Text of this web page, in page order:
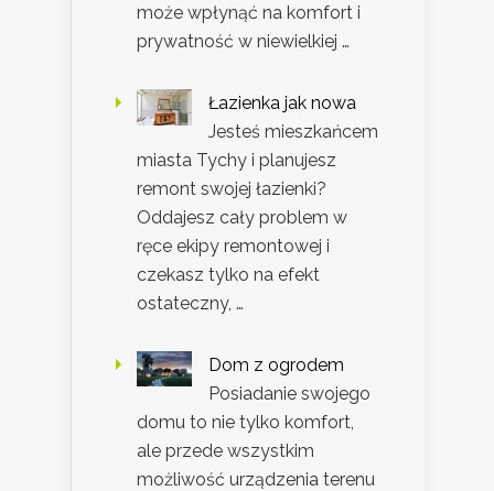
może wpłynąć na komfort i
prywatność w niewielkiej …
Łazienka jak nowa
Jesteś mieszkańcem
miasta Tychy i planujesz
remont swojej łazienki?
Oddajesz cały problem w
ręce ekipy remontowej i
czekasz tylko na efekt
ostateczny, …
Dom z ogrodem
Posiadanie swojego
domu to nie tylko komfort,
ale przede wszystkim
możliwość urządzenia terenu